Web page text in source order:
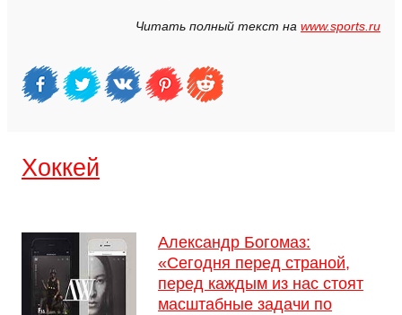
Читать полный текст на www.sports.ru
Хоккей
Александр Богомаз:
«Сегодня перед страной,
перед каждым из нас стоят
масштабные задачи по